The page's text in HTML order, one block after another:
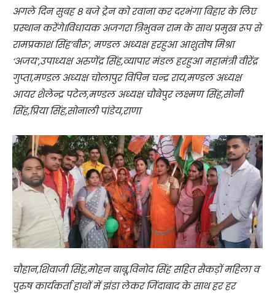
अगले दिन सुबह 8 बजे ट्रेन को रवाना कर दरभंगा बिहार के लिए
प्रस्थान करेंगे।विधायक अजगरा त्रिभुवन राम के साथ प्रमुख रूप से
रामप्रकाश सिंह’बीरू’, मण्डल अध्यक्ष हरहुआ आशुतोष मिश्रा
‘अजय’,उपाध्यक्ष अरुणेंद्र सिंह,व्यापार मंडल हरहुआ महामंत्री वीरेंद्र
गुप्ता,मण्डल अध्यक्ष चोलापुर विपिन चन्द्र राय,मण्डल अध्यक्ष
आयर शैलेन्द्र पटेल,मण्डल अध्यक्ष चौबेपुर लक्ष्मण सिंह,सोनी
सिंह,प्रिया सिंह,सोनाली पांडेय,राणा
चौहान,शिवाजी सिंह,मोहन बाबू,विनोद सिंह सहित सैकड़ों महिला व
पुरुष कार्यकर्ता हाथों में झंडा लेकर जिंदाबाद के साथ हर हर